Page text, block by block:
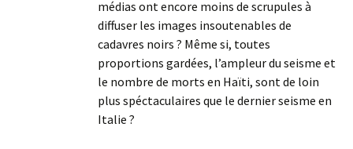
médias ont encore moins de scrupules à
diffuser les images insoutenables de
cadavres noirs ? Même si, toutes
proportions gardées, l’ampleur du seisme et
le nombre de morts en Haïti, sont de loin
plus spéctaculaires que le dernier seisme en
Italie ?